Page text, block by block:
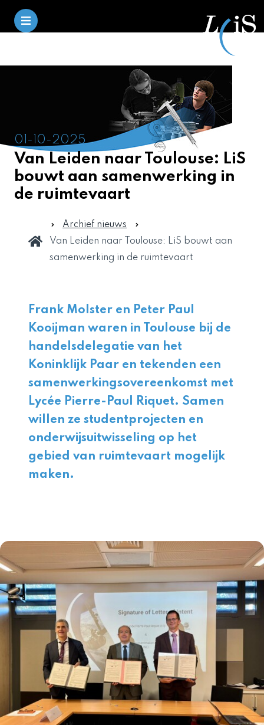
01-10-2025
Van Leiden naar Toulouse: LiS
bouwt aan samenwerking in
de ruimtevaart
Archief nieuws
Van Leiden naar Toulouse: LiS bouwt aan
samenwerking in de ruimtevaart
Frank Molster en Peter Paul
Kooijman waren in Toulouse bij de
handelsdelegatie van het
Koninklijk Paar en tekenden een
samenwerkingsovereenkomst met
Lycée Pierre-Paul Riquet. Samen
willen ze studentprojecten en
onderwijsuitwisseling op het
gebied van ruimtevaart mogelijk
maken.